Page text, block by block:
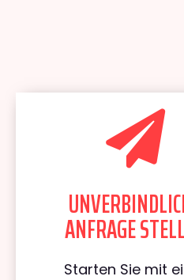
ANFRAGE
Starten Sie mit